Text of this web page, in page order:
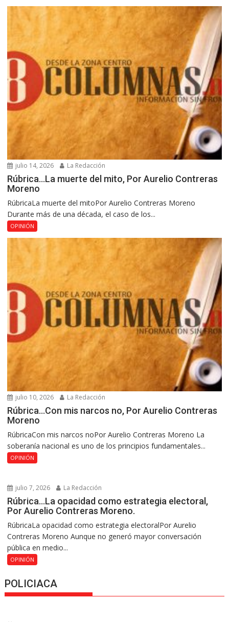
julio 14, 2026 La Redacción
Rúbrica…La muerte del mito, Por Aurelio Contreras
Moreno
RúbricaLa muerte del mitoPor Aurelio Contreras Moreno
Durante más de una década, el caso de los...
OPINIÓN
julio 10, 2026 La Redacción
Rúbrica…Con mis narcos no, Por Aurelio Contreras
Moreno
RúbricaCon mis narcos noPor Aurelio Contreras Moreno La
soberanía nacional es uno de los principios fundamentales...
OPINIÓN
julio 7, 2026 La Redacción
Rúbrica…La opacidad como estrategia electoral,
Por Aurelio Contreras Moreno.
RúbricaLa opacidad como estrategia electoralPor Aurelio
Contreras Moreno Aunque no generó mayor conversación
pública en medio...
OPINIÓN
POLICIACA